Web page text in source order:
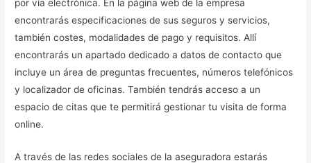
por vía electrónica. En la página web de la empresa
encontrarás especificaciones de sus seguros y servicios,
también costes, modalidades de pago y requisitos. Allí
encontrarás un apartado dedicado a datos de contacto que
incluye un área de preguntas frecuentes, números telefónicos
y localizador de oficinas. También tendrás acceso a un
espacio de citas que te permitirá gestionar tu visita de forma
online.
A través de las redes sociales de la aseguradora estarás